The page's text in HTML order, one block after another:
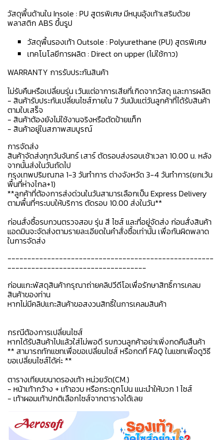
วัสดุพื้นด้านใน Insole : PU สูตรพิเศษ มีหนุนอุ้งเท้าเสริมด้วย
พลาสติก ABS ขึ้นรูป
วัสดุพื้นรองเท้า Outsole : Polyurethane (PU) สูตรพิเศษ
เทคโนโลยีการผลิต : Direct on upper (ไม่ใช้กาว)
WARRANTY การรับประกันสินค้า
ไม่รับคืนหรือเปลี่ยนรุ่น เว้นแต่อาการเสียที่เกิดจากวัสดุ และการผลิต
- สินค้ารับประกันเปลี่ยนไซส์ภายใน 7 วันนับแต่วันลูกค้าที่ได้รับสินค้า
ตามใบเสร็จ
- สินค้าต้องยังไม่ใช้งานจริงหรือตัดป้ายแท็ก
- สินค้าอยู่ในสภาพสมบูรณ์
การจัดส่ง
สินค้าจัดส่งทุกวันจันทร์ เสาร์ ตัดรอบส่งรอบเช้าเวลา 10.00 น. หลัง
จากนั้นส่งในวันถัดไป
กรุงเทพปริมณฑล 1-3 วันทำการ ต่างจังหวัด 3-4 วันทำการ(ยกเว้น
พื้นที่ห่างไกล+1)
**ลูกค้าที่ต้องการส่งด่วนในวันสามารเลือกเป็น Express Delivery
ตามพื้นที่ๆระบบให้บริการ ตัดรอบ 10.00 ส่งในวัน**
ก่อนสั่งซื้อรบกวนตรวจสอบ รุ่น สี ไซส์ และที่อยู่จัดส่ง ก่อนสั่งสินค้า
แอดมินจะจัดส่งตามรายละเอียดในคำสั่งซื้อเท่านั้น เพื่อกันผิดพลาด
ในการจัดส่ง
----------------------------------------------------
-----------------------------------
ก่อนแกะพัสดุสินค้ากรุณาถ่ายคลิปวีดีโอเพื่อรักษาสิทธิ์การเคลม
สินค้าของท่าน
หากไม่มีคลิปแกะสินค้าขอสงวนสิทธิ์ในการเคลมสินค้า
กรณีต้องการเปลี่ยนไซส์
หากได้รับสินค้าไปแล้วใส่ไม่พอดี รบกวนลูกค้าอย่าเพิ่งกดคืนสืนค้า
** สามารถทักแชทเพื่อขอเปลี่ยนไซส์ หรือกดที่ FAQ ในแชทเพื่อดูวิธี
ขอเปลี่ยนไซส์ได้ค่ะ **
ตารางเทียบขนาดรองเท้า หน่วยวัด(CM.)
- หน้าเท้ากว้าง + เท้าอวบ หรือกระดูกโปน แนะนำให้บวก 1 ไซส์
- เท้าผอมเท้าปกติเลือกไซส์จากตารางได้เลย